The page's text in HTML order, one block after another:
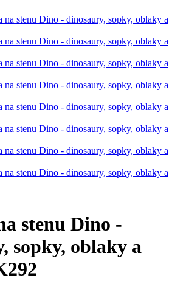
stenu Dino -
sopky, oblaky a